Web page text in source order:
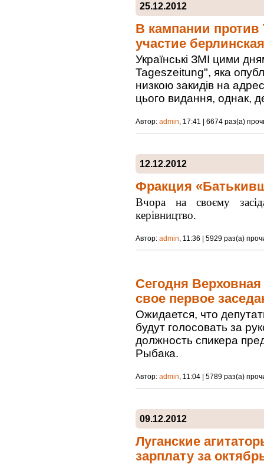
25.12.2012
В кампании
участие
Українські ЗМІ цими
Tageszeitung", яка
низкою закидів на
цього видання, однак,
Автор: admin, 17:41 | 6674 раз(а)
12.12.2012
Фракция
Вчора на своєму
керівництво.
Автор: admin, 11:36 | 5929 раз(а)
Сегодня
свое первое
Ожидается, что
будут голосовать за
должность спикера
Рыбака.
Автор: admin, 11:04 | 5789 раз(а)
09.12.2012
Луганские
зарплату за